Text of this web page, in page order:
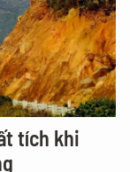
tích khi